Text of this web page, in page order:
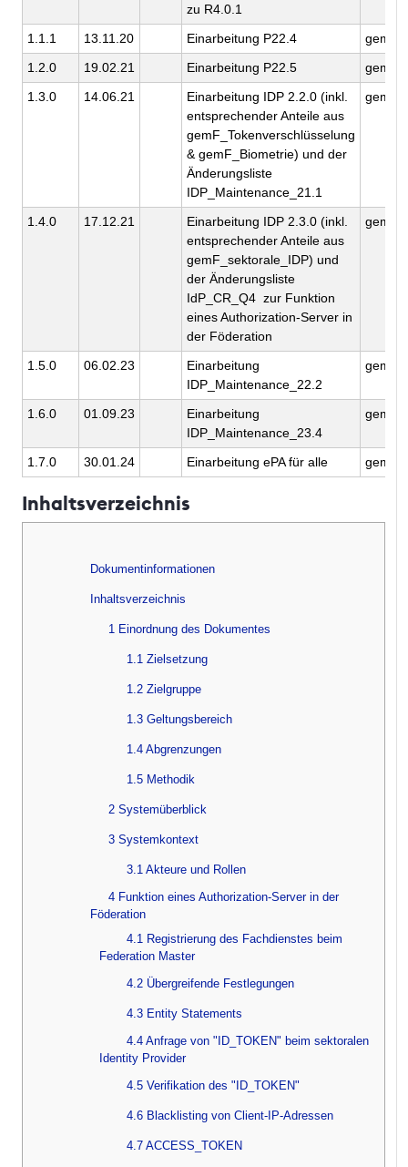
zu R4.0.1
1.1.1 13.11.20 Einarbeitung P22.4
1.2.0
19.02.21 Einarbeitung P22.5
1.3.0
14.06.21
Einarbeitung IDP 2.2.0 (inkl.
entsprechender Anteile aus
gemF_Tokenverschlüsselung
& gemF_Biometrie) und der
Änderungsliste
IDP_Maintenance_21.1
1.4.0 17.12.21
Einarbeitung IDP 2.3.0 (inkl.
entsprechender Anteile aus
gemF_sektorale_IDP) und
der Änderungsliste
IdP_CR_Q4 zur Funktion
eines Authorization-Server in
der Föderation
1.5.0 06.02.23
Einarbeitung
IDP_Maintenance_22.2
1.6.0 01.09.23
Einarbeitung
IDP_Maintenance_23.4
1.7.0 30.01.24 Einarbeitung ePA für alle
Inhaltsverzeichnis
Dokumentinformationen
Inhaltsverzeichnis
1 Einordnung des Dokumentes
1.1 Zielsetzung
1.2 Zielgruppe
1.3 Geltungsbereich
1.4 Abgrenzungen
1.5 Methodik
2 Systemüberblick
3 Systemkontext
3.1 Akteure und Rollen
4 Funktion eines Authorization-Server in der
Föderation
4.1 Registrierung des Fachdienstes beim
Federation Master
4.2 Übergreifende Festlegungen
4.3 Entity Statements
4.4 Anfrage von "ID_TOKEN" beim sektoralen
Identity Provider
4.5 Verifikation des "ID_TOKEN"
4.6 Blacklisting von Client-IP-Adressen
4.7 ACCESS_TOKEN